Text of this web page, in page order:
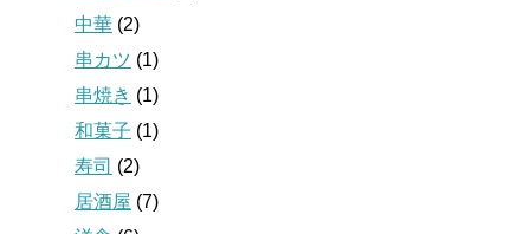
中華 (2)
串カツ (1)
串焼き (1)
和菓子 (1)
寿司 (2)
居酒屋 (7)